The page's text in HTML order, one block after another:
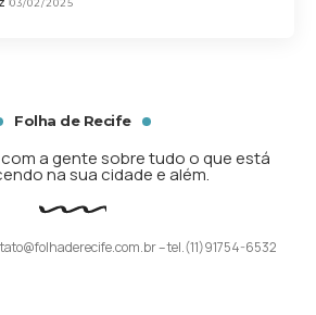
03/02/2025
Folha de Recife
a gente sobre tudo o que está
na sua cidade e além.
– tel.(11)91754-6532